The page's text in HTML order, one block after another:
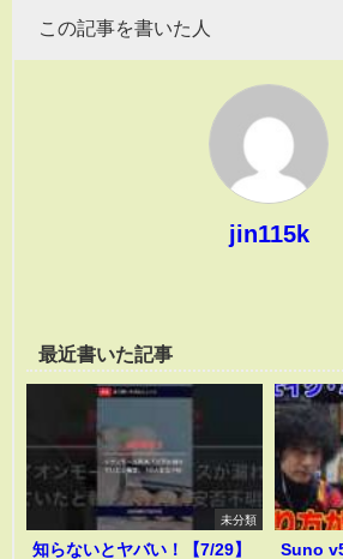
この記事を書いた人
jin115k
最近書いた記事
未分類
知らないとヤバい！【7/29】
Suno